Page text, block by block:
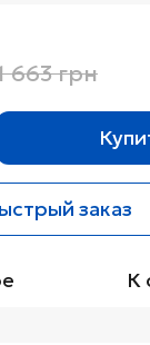
663 грн
заказ
К